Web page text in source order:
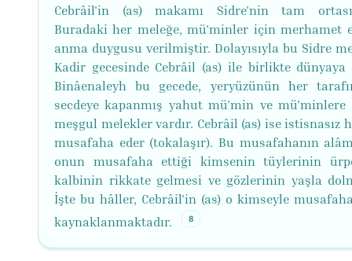
Cebrâil'in (as) makamı Sidre'nin tam
Buradaki her meleğe, mü'minler için merhamet
anma duygusu verilmiştir. Dolayısıyla bu Sidre
Kadir gecesinde Cebrâil (as) ile birlikte dünyaya
Binâenaleyh bu gecede, yeryüzünün her
secdeye kapanmış yahut mü'min ve
meşgul melekler vardır. Cebrâil (as) ise istisnasız
musafaha eder (tokalaşır). Bu musafahanın
onun musafaha ettiği kimsenin tüylerinin
kalbinin rikkate gelmesi ve gözlerinin yaşla
İşte bu hâller, Cebrâil'in (as) o kimseyle
kaynaklanmaktadır.
8